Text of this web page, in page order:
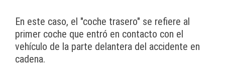
En este caso, el "coche trasero" se refiere al
primer coche que entró en contacto con el
vehículo de la parte delantera del accidente en
cadena.